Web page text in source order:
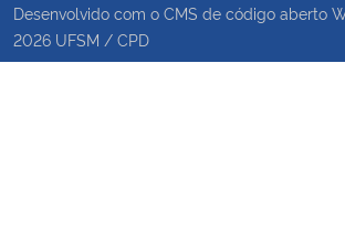
Desenvolvido com o CMS de código aberto
2026 UFSM / CPD